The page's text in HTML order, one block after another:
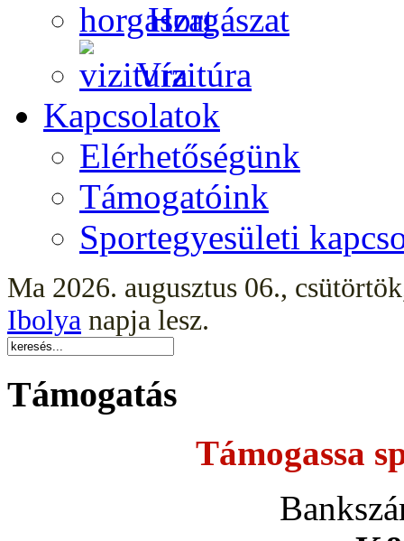
Horgászat
Vízitúra
Kapcsolatok
Elérhetőségünk
Támogatóink
Sportegyesületi
Ma 2026. augusztus 06.,
Ibolya napja lesz.
Támogatás
Támogassa